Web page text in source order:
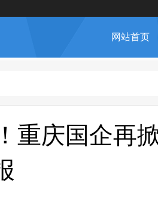
网站首页
重庆国企再